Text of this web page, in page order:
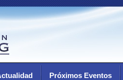
Próximos Eventos